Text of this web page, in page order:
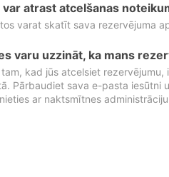
var atrast atcelšanas
varat skatīt sava rezervējuma
varu uzzināt, ka mans
tam, kad jūs atcelsiet
Pārbaudiet sava e-pasta iesūtni
ar naktsmītnes